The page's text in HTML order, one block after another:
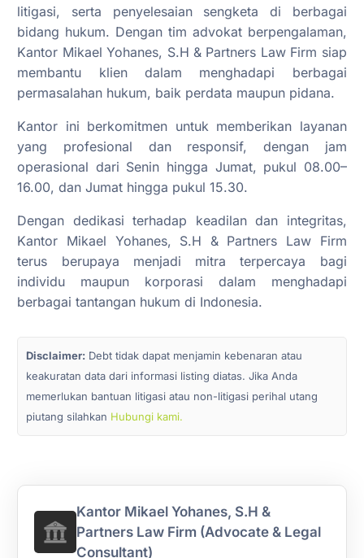
litigasi, serta penyelesaian sengketa di berbagai
bidang hukum. Dengan tim advokat berpengalaman,
Kantor Mikael Yohanes, S.H & Partners Law Firm siap
membantu klien dalam menghadapi berbagai
permasalahan hukum, baik perdata maupun pidana.
Kantor ini berkomitmen untuk memberikan layanan
yang profesional dan responsif, dengan jam
operasional dari Senin hingga Jumat, pukul 08.00–
16.00, dan Jumat hingga pukul 15.30.
Dengan dedikasi terhadap keadilan dan integritas,
Kantor Mikael Yohanes, S.H & Partners Law Firm
terus berupaya menjadi mitra terpercaya bagi
individu maupun korporasi dalam menghadapi
berbagai tantangan hukum di Indonesia.
Disclaimer: Debt tidak dapat menjamin kebenaran atau
keakuratan data dari informasi listing diatas. Jika Anda
memerlukan bantuan litigasi atau non-litigasi perihal utang
piutang silahkan Hubungi kami.
Kantor Mikael Yohanes, S.H &
Partners Law Firm (Advocate & Legal
Consultant)